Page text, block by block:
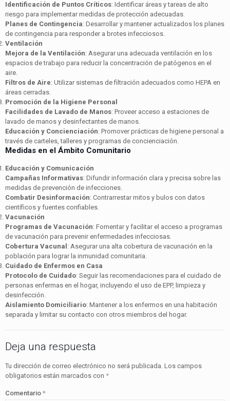
Identificación de Puntos Críticos: Identificar áreas y tareas de alto
riesgo para implementar medidas de protección adecuadas.
Planes de Contingencia: Desarrollar y mantener actualizados los planes
de contingencia para responder a brotes infecciosos.
Ventilación
Mejora de la Ventilación: Asegurar una adecuada ventilación en los
espacios de trabajo para reducir la concentración de patógenos en el
aire.
Filtros de Aire: Utilizar sistemas de filtración adecuados como HEPA en
áreas cerradas.
Promoción de la Higiene Personal
Facilidades de Lavado de Manos: Proveer acceso a estaciones de
lavado de manos y desinfectantes de manos.
Educación y Concienciación: Promover prácticas de higiene personal a
través de carteles, talleres y programas de concienciación.
Medidas en el Ámbito Comunitario
Educación y Comunicación
Campañas Informativas: Difundir información clara y precisa sobre las
medidas de prevención de infecciones.
Combatir Desinformación: Contrarrestar mitos y bulos con datos
científicos y fuentes confiables.
Vacunación
Programas de Vacunación: Fomentar y facilitar el acceso a programas
de vacunación para prevenir enfermedades infecciosas.
Cobertura Vacunal : Asegurar una alta cobertura de vacunación en la
población para lograr la inmunidad comunitaria.
Cuidado de Enfermos en Casa
Protocolo de Cuidado: Seguir las recomendaciones para el cuidado de
personas enfermas en el hogar, incluyendo el uso de EPP, limpieza y
desinfección.
Aislamiento Domiciliario: Mantener a los enfermos en una habitación
separada y limitar su contacto con otros miembros del hogar.
Deja una respuesta
Tu dirección de correo electrónico no será publicada. Los campos
obligatorios están marcados con *
Comentario *